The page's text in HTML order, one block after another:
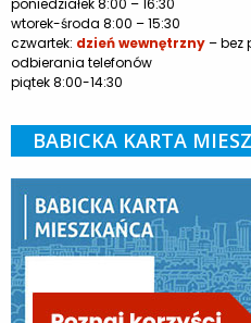
wtorek-środa 8:00 – 15:30
czwartek: dzień wewnętrzny– bez
odbierania telefonów
piątek 8:00-14:30
BABICKA KARTA